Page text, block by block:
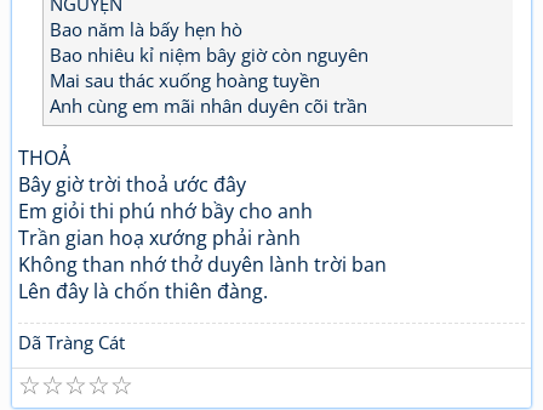
Bao năm là bấy hẹn hò
Bao nhiêu kỉ niệm bây giờ còn nguyên
Mai sau thác xuống hoàng tuyền
Anh cùng em mãi nhân duyên cõi trần
THOẢ
Bây giờ trời thoả ước đây
Em giỏi thi phú nhớ bầy cho anh
Trần gian hoạ xướng phải rành
Không than nhớ thở duyên lành trời ban
Lên đây là chốn thiên đàng.
Dã Tràng Cát
☆
☆
☆
☆
☆